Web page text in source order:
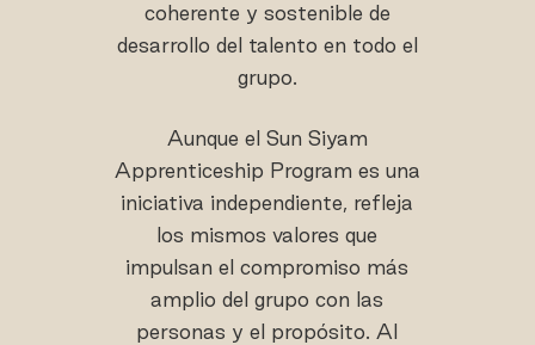
coherente y sostenible de
desarrollo del talento en todo el
grupo.
Aunque el Sun Siyam
Apprenticeship Program es una
iniciativa independiente, refleja
los mismos valores que
impulsan el compromiso más
amplio del grupo con las
personas y el propósito. Al